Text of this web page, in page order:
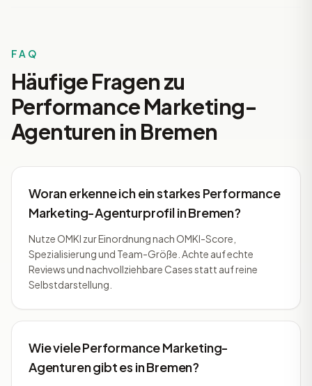
FAQ
Häufige Fragen zu
Performance Marketing-
Agenturen in Bremen
Woran erkenne ich ein starkes Performance
Marketing-Agenturprofil in Bremen?
Nutze OMKI zur Einordnung nach OMKI-Score,
Spezialisierung und Team-Größe. Achte auf echte
Reviews und nachvollziehbare Cases statt auf reine
Selbstdarstellung.
Wie viele Performance Marketing-
Agenturen gibt es in Bremen?